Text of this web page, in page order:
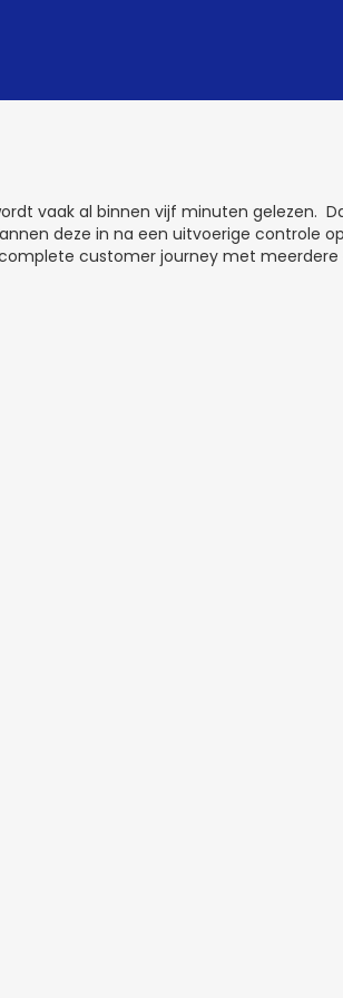
vaak al binnen vijf minuten gelezen.
deze in na een uitvoerige controle
customer journey met